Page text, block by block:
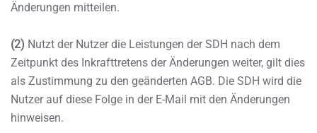
Änderungen mitteilen.
(2) Nutzt der Nutzer die Leistungen der SDH nach dem
Zeitpunkt des Inkrafttretens der Änderungen weiter, gilt dies
als Zustimmung zu den geänderten AGB. Die SDH wird die
Nutzer auf diese Folge in der E-Mail mit den Änderungen
hinweisen.